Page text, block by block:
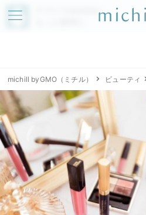
アプリでmichillが
michill byGMO（ミチル） ビューティ